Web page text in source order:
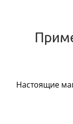
Настоящие